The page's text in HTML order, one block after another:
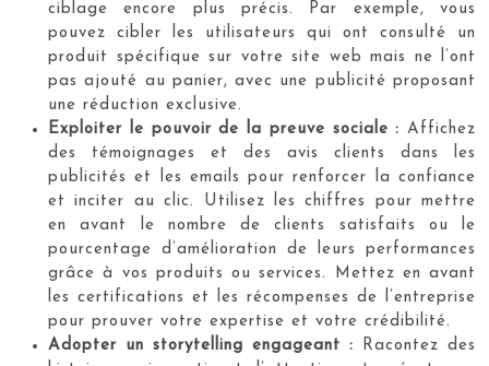
ciblage encore plus précis. Par exemple, vous
pouvez cibler les utilisateurs qui ont consulté un
produit spécifique sur votre site web mais ne l’ont
pas ajouté au panier, avec une publicité proposant
une réduction exclusive.
Exploiter le pouvoir de la preuve sociale : Affichez
des témoignages et des avis clients dans les
publicités et les emails pour renforcer la confiance
et inciter au clic. Utilisez les chiffres pour mettre
en avant le nombre de clients satisfaits ou le
pourcentage d’amélioration de leurs performances
grâce à vos produits ou services. Mettez en avant
les certifications et les récompenses de l’entreprise
pour prouver votre expertise et votre crédibilité.
Adopter un storytelling engageant : Racontez des